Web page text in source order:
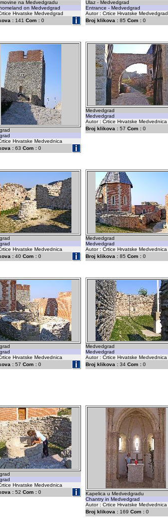
na Medvedgradu
on Medvedgrad
Hrvatske Medvedgrad
: 141 Com : 0
Ulaz - Medvedgrad
Entrance - Medvedgrad
Autor : Crtice Hrvatske Medvedgrad
Broj klikova : 85 Com : 0
Hrvatske Medvednica
: 63 Com : 0
Medvedgrad
Medvedgrad
Autor : Crtice Hrvatske Medvednica
Broj klikova : 57 Com : 0
Hrvatske Medvednica
: 40 Com : 0
Medvedgrad
Medvedgrad
Autor : Crtice Hrvatske Medvednica
Broj klikova : 85 Com : 0
Hrvatske Medvednica
: 57 Com : 0
Medvedgrad
Medvedgrad
Autor : Crtice Hrvatske Medvednica
Broj klikova : 34 Com : 0
Hrvatske Medvednica
: 52 Com : 0
Kapelica u Medvedgradu
Chantry in Medvedgrad
Autor : Crtice Hrvatske Medvednica
Broj klikova : 169 Com : 0